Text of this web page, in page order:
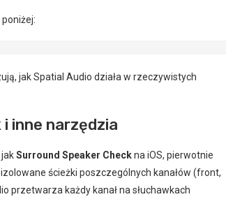
jak Spatial Audio działa w rzeczywistych
inne narzędzia
Surround Speaker Checkna iOS, pierwotnie
ścieżki poszczególnych kanałów (front,
przetwarza każdy kanał na słuchawkach